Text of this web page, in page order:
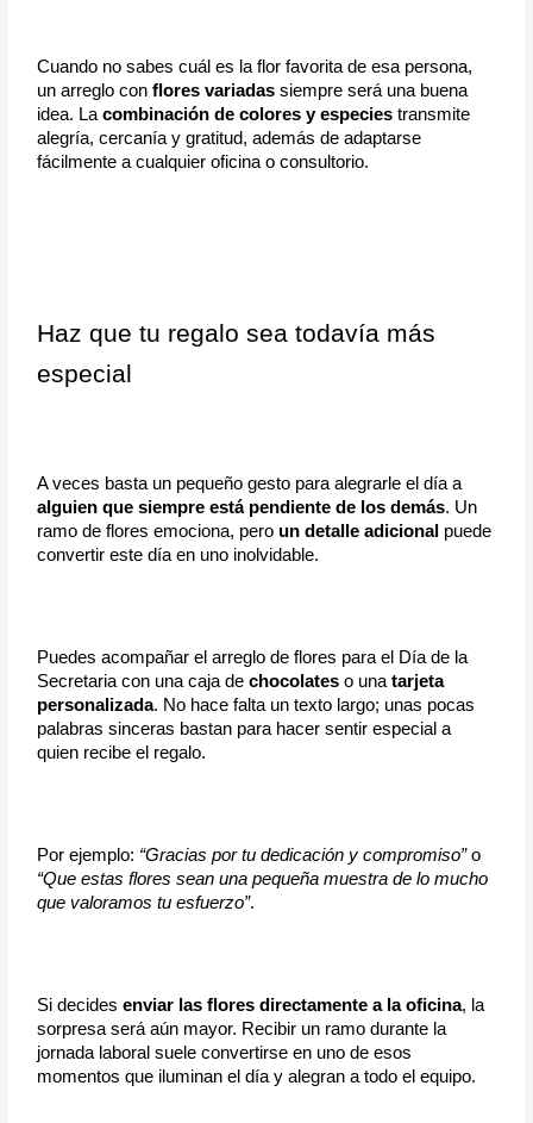
Cuando no sabes cuál es la flor favorita de esa persona,
un arreglo con flores variadas siempre será una buena
idea. La combinación de colores y especies transmite
alegría, cercanía y gratitud, además de adaptarse
fácilmente a cualquier oficina o consultorio.
Haz que tu regalo sea todavía más
especial
alguien que siempre está pendiente de los demás. Un
ramo de flores emociona, pero un detalle adicional puede
convertir este día en uno inolvidable.
Puedes acompañar el arreglo de flores para el Día de la
Secretaria con una caja de chocolates o una tarjeta
personalizada. No hace falta un texto largo; unas pocas
palabras sinceras bastan para hacer sentir especial a
quien recibe el regalo.
Por ejemplo: “Gracias por tu dedicación y compromiso”
“Que estas flores sean una pequeña muestra de lo mucho
que valoramos tu esfuerzo”.
Si decides enviar las flores directamente a la oficina, la
sorpresa será aún mayor. Recibir un ramo durante la
jornada laboral suele convertirse en uno de esos
momentos que iluminan el día y alegran a todo el equipo.